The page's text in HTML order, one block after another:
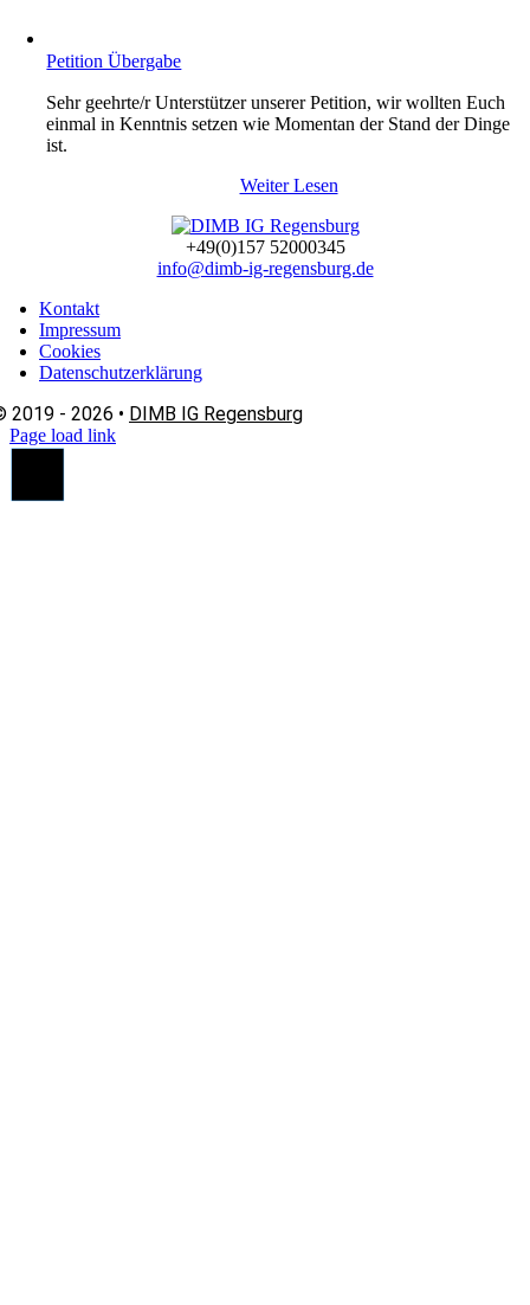
Petition Übergabe
Sehr geehrte/r Unterstützer unserer Petition, wir wollten Euch
einmal in Kenntnis setzen wie Momentan der Stand der Dinge
ist.
Weiter Lesen
+49(0)157 52000345
info@dimb-ig-regensburg.de
Kontakt
Impressum
Cookies
Datenschutzerklärung
2019 - 2026 • DIMB IG Regensburg
Page load link
Nach